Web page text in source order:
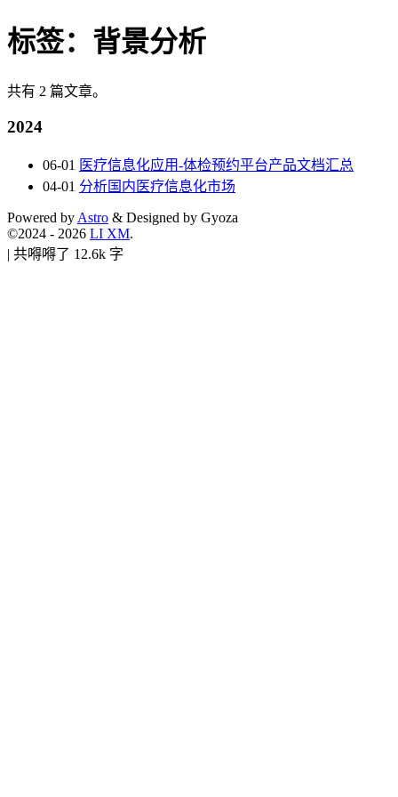
标签： 背景分析
共有 2 篇文章。
2024
06-01 医疗信息化应用-体检预约平台产品文档汇总
04-01 分析国内医疗信息化市场
Powered by Astro & Designed by Gyoza
©2024 - 2026 LI XM.
| 共嘚嘚了 12.6k 字